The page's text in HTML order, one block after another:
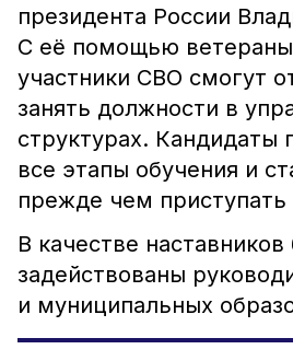
президента России
С её помощью
участники СВО смогут
занять должности в
структурах. Кандидаты
все этапы обучения и
прежде чем приступать
В качестве наставников
задействованы
и муниципальных